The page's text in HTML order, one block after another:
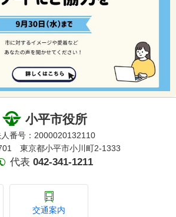
小平市役所
番号：2000020132110
東京都小平市小川町2-1333
代表 042-341-1211
交通案内